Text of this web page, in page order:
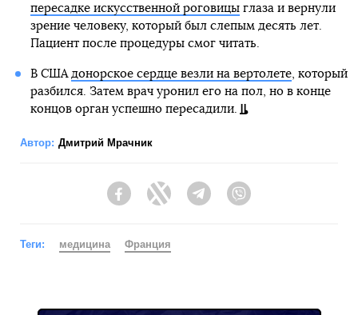
пересадке искусственной роговицыглаза и вернули
зрение человеку, который был слепым десять лет.
Пациент после процедуры смог читать.
В США донорское сердце везли на вертолете, который
разбился. Затем врач уронил его на пол, но в конце
концов орган успешно пересадили.
Автор: Дмитрий Мрачник
FacebookTwitter Telegram
Теги: медицина Франция